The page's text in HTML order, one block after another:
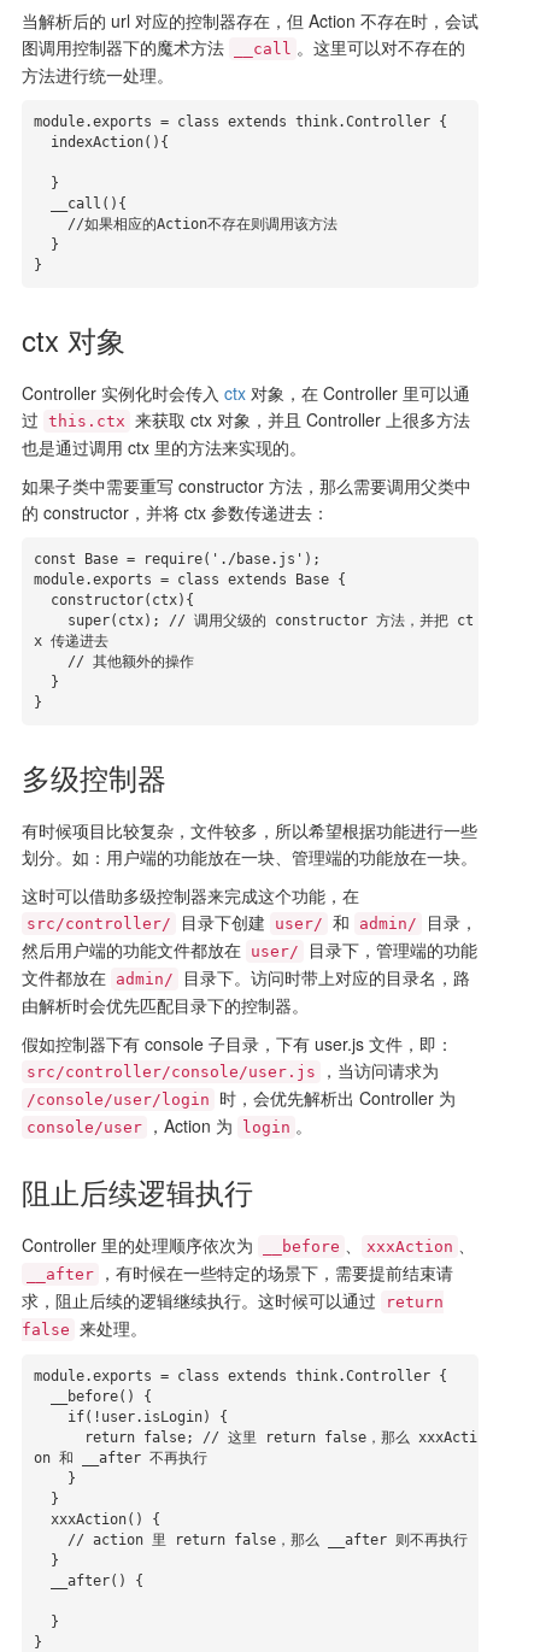
当解析后的 url 对应的控制器存在，但 Action 不存在时，会试
图调用控制器下的魔术方法
__call 。这里可以对不存在的
方法进行统一处理。
module.exports = class extends think.Controller {
}
ctx 对象
Controller 实例化时会传入 ctx对象，在 Controller 里可以通
过 this.ctx 来获取 ctx 对象，并且 Controller 上很多方法
也是通过调用 ctx 里的方法来实现的。
如果子类中需要重写 constructor 方法，那么需要调用父类中
的 constructor，并将 ctx 参数传递进去：
const Base = require('./base.js');
module.exports = class extends Base {
x 传递进去
}
多级控制器
有时候项目比较复杂，文件较多，所以希望根据功能进行一些
划分。如：用户端的功能放在一块、管理端的功能放在一块。
这时可以借助多级控制器来完成这个功能，在
src/controller/ 目录下创建 user/ 和 admin/
目录，
然后用户端的功能文件都放在 user/
目录下，管理端的功能
文件都放在 admin/
目录下。访问时带上对应的目录名，路
由解析时会优先匹配目录下的控制器。
假如控制器下有 console 子目录，下有 user.js 文件，即：
src/controller/console/user.js ，当访问请求为
/console/user/login 时，会优先解析出 Controller 为
console/user ，Action 为 login 。
阻止后续逻辑执行
Controller 里的处理顺序依次为 __before 、 xxxAction 、
__after
，有时候在一些特定的场景下，需要提前结束请
求，阻止后续的逻辑继续执行。这时候可以通过
return
false 来处理。
module.exports = class extends think.Controller {
on 和 __after 不再执行
}